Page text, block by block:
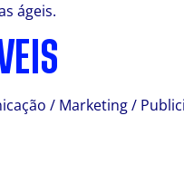
ágeis.
/ Marketing /